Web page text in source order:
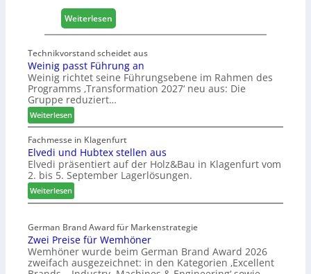
t
k
e
r
e
i
h
Weiterlesen
E
g
e
r
a
b
l
s
e
s
c
h
Technikvorstand scheidet aus
Weinig passt Führung an
Weinig richtet seine Führungsebene im Rahmen des
Programms ‚Transformation 2027‘ neu aus: Die
Gruppe reduziert…
Weiterlesen:
W
e
i
n
i
p
s
s
t
F
Fachmesse in Klagenfurt
Elvedi und Hubtex stellen aus
Elvedi präsentiert auf der Holz&Bau in Klagenfurt vom
2. bis 5. September Lagerlösungen.
Weiterlesen:
E
v
e
d
i
German Brand Award für Markenstrategie
Zwei Preise für Wemhöner
Wemhöner wurde beim German Brand Award 2026
zweifach ausgezeichnet: in den Kategorien ‚Excellent